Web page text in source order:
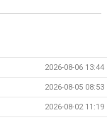
2026-08-06 13:44
2026-08-05 08:53
2026-08-02 11:19